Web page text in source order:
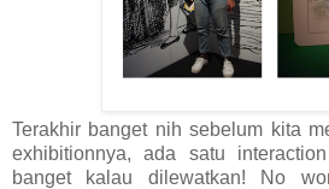
Terakhir banget nih sebelum kita
exhibitionnya, ada satu
banget kalau dilewatkan! No